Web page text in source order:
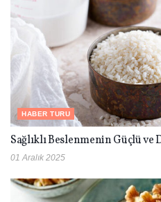
HABER TURU
Sağlıklı Beslenmenin Güçlü
01 Aralık 2025